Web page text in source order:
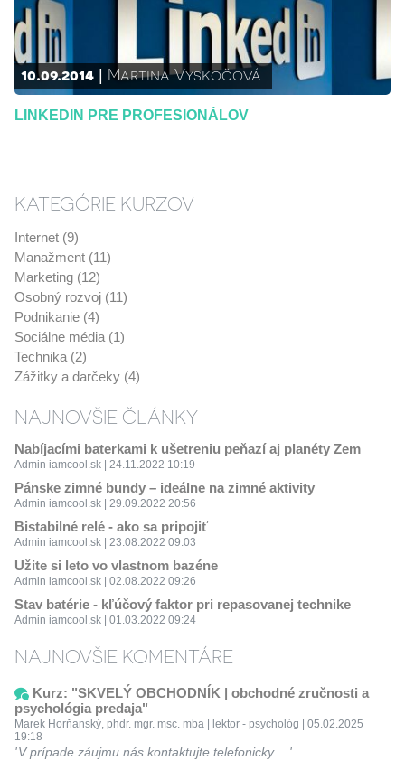
10.09.2014 Martina Vyskočová
LINKEDIN PRE PROFESIONÁLOV
KATEGÓRIE KURZOV
Internet (9)
Manažment (11)
Marketing (12)
Osobný rozvoj (11)
Podnikanie (4)
Sociálne média (1)
Technika (2)
Zážitky a darčeky (4)
NAJNOVŠIE ČLÁNKY
Nabíjacími baterkami k ušetreniu peňazí aj planéty Zem
Admin iamcool.sk | 24.11.2022 10:19
Pánske zimné bundy – ideálne na zimné aktivity
Admin iamcool.sk | 29.09.2022 20:56
Bistabilné relé - ako sa pripojiť
Admin iamcool.sk | 23.08.2022 09:03
Užite si leto vo vlastnom bazéne
Admin iamcool.sk | 02.08.2022 09:26
Stav batérie - kľúčový faktor pri repasovanej technike
Admin iamcool.sk | 01.03.2022 09:24
NAJNOVŠIE KOMENTÁRE
Kurz: "SKVELÝ OBCHODNÍK | obchodné zručnosti a
psychológia predaja"
Marek Horňanský, phdr. mgr. msc. mba | lektor - psychológ | 05.02.2025
19:18
V prípade záujmu nás kontaktujte telefonicky ...